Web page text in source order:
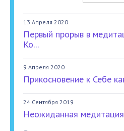
13 Апреля 2020
Первый прорыв в
Ко...
9 Апреля 2020
Прикосновение к Себе
24 Сентября 2019
Неожиданная медитация